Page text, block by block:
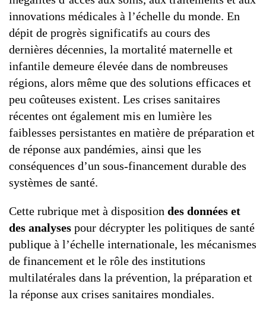
G7 / G20
TOUS LES THÈMES
VIDÉOS
innovations médicales à l’échelle du monde. En
dépit de progrès significatifs au cours des
dernières décennies, la mortalité maternelle et
infantile demeure élevée dans de nombreuses
régions, alors même que des solutions efficaces et
peu coûteuses existent. Les crises sanitaires
récentes ont également mis en lumière les
faiblesses persistantes en matière de préparation et
de réponse aux pandémies, ainsi que les
conséquences d’un sous-financement durable des
systèmes de santé.
Cette rubrique met à disposition des données et
des analyses pour décrypter les politiques de santé
publique à l’échelle internationale, les mécanismes
de financement et le rôle des institutions
multilatérales dans la prévention, la préparation et
la réponse aux crises sanitaires mondiales.